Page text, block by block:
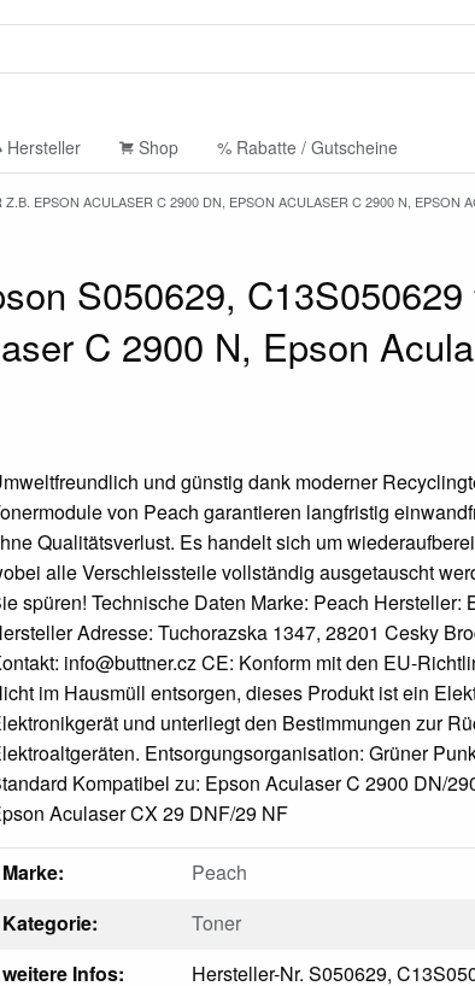
Hersteller Shop % Rabatte / Gutscheine
EPSON ACULASER C 2900 DN, EPSON ACULASER C 2900 N, EPSON
S050629,
C 2900 N, Epson
und günstig dank moderner
von Peach garantieren langfristig
Qualitätsverlust. Es handelt sich um
alle Verschleissteile vollständig ausgetauscht
spüren! Technische Daten Marke: Peach Hersteller:
Adresse: Tuchorazska 1347, 28201 Cesky
info@buttner.cz CE: Konform mit den EU-
im Hausmüll entsorgen, dieses Produkt ist ein
und unterliegt den Bestimmungen zur
Entsorgungsorganisation: Grüner
Kompatibel zu: Epson Aculaser C 2900 DN/
Aculaser CX 29 DNF/29 NF
Marke:
Peach
Kategorie:
Toner
weitere Infos:
Hersteller-Nr. S050629,